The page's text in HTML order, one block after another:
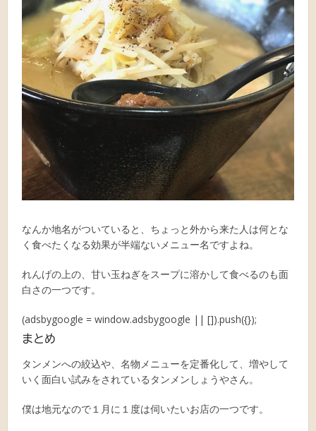
なんか地名がついていると、ちょっと外から来た人は何とな
く食べたくなる効果が半端ないメニュー名ですよね。
れんげの上の、甘い玉ねぎをスープに溶かして食べるのも面
白さの一つです。
(adsbygoogle = window.adsbygoogle || []).push({});
まとめ
タンメンへの絞込や、名物メニューを定番化して、増やして
いく面白い試みをされているタンメンしょうやさん。
僕は地元なので１月に１度は伺いたいお店の一つです。